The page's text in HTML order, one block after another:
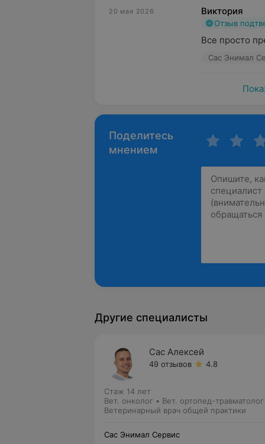
20 мая 2026 Виктория
Отзыв
Все просто
Сас Энимал
Поделитесь
мнением
Другие специалисты
Сас Алексей
49 отзывов 4.8
Стаж 14 лет
Вет. онколог • Вет. ортопед-
Ветеринарный врач общей практики
Сас Энимал Сервис